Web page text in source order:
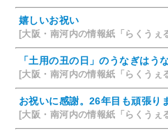
嬉しいお祝い
「土用の丑の日」のうなぎはう
お祝いに感謝。26年目も頑張り